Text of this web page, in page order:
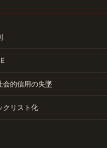
会的信用の失墜
クリスト化